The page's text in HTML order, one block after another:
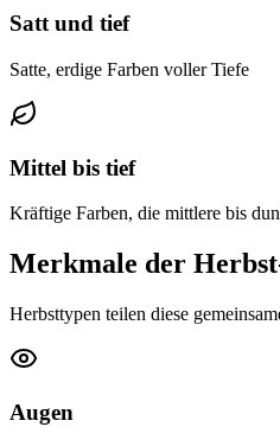
Satt und tief
Satte, erdige Farben voller Tiefe
Mittel bis tief
Kräftige Farben, die mittlere bis
Merkmale der
Herbsttypen teilen diese
Augen